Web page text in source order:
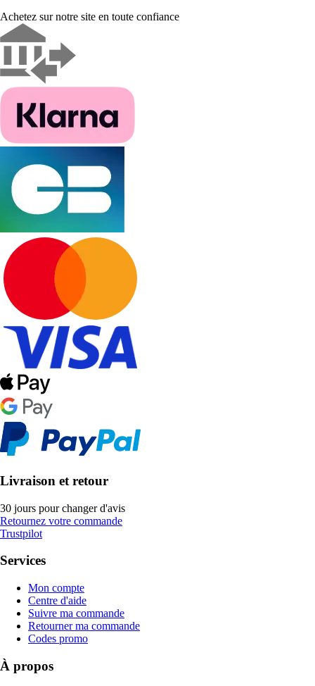
Achetez sur notre site en toute confiance
Livraison et retour
30 jours pour changer d'avis
Retournez votre commande
Trustpilot
Services
Mon compte
Centre d'aide
Suivre ma commande
Retourner ma commande
Codes promo
À propos